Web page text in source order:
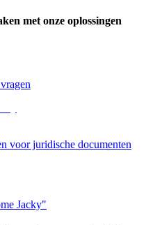
met onze oplossingen
voor juridische documenten
Jacky"